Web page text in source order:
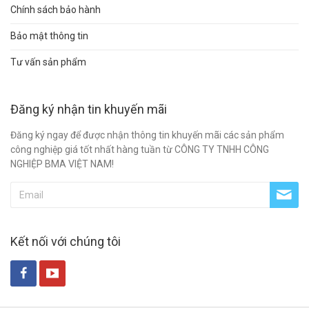
Chính sách bảo hành
Bảo mật thông tin
Tư vấn sản phẩm
Đăng ký nhận tin khuyến mãi
Đăng ký ngay để được nhận thông tin khuyến mãi các sản phẩm
công nghiệp giá tốt nhất hàng tuần từ CÔNG TY TNHH CÔNG
NGHIỆP BMA VIỆT NAM!
Kết nối với chúng tôi